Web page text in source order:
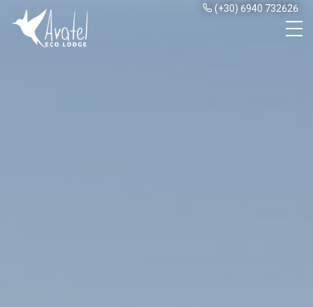
(+30) 6940 732626